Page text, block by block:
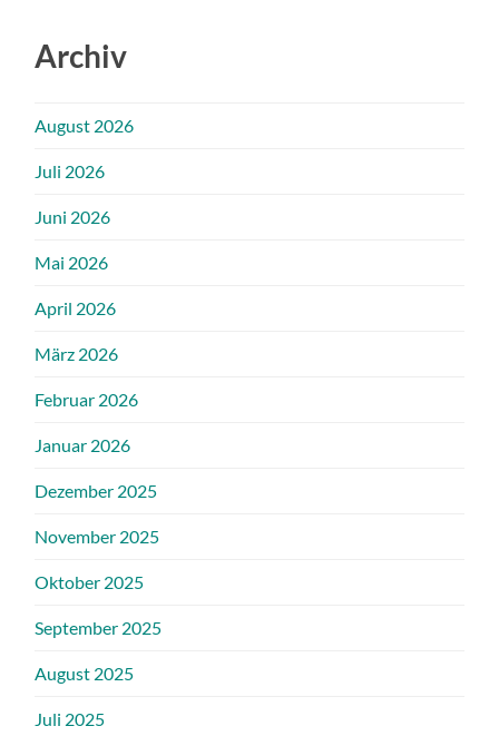
Archiv
August 2026
Juli 2026
Juni 2026
Mai 2026
April 2026
März 2026
Februar 2026
Januar 2026
Dezember 2025
November 2025
Oktober 2025
September 2025
August 2025
Juli 2025